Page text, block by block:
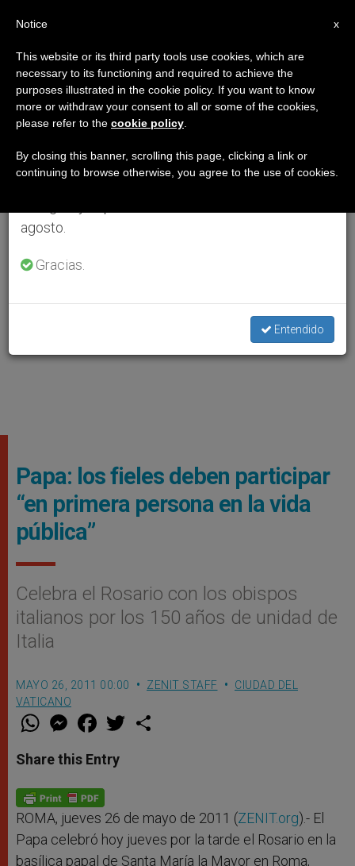
Papa: los fieles deben participar
“en primera persona en la vida
pública”
Celebra el Rosario con los obispos
italianos por los 150 años de unidad de
Italia
MAYO 26, 2011 00:00 ZENIT STAFF
CIUDAD DEL
VATICANO
W
t
s
p
p
M
e
s
e
g
e
r
F
a
e
b
o
k
w
Share this Entry
ROMA, jueves 26 de mayo de 2011 (ZENIT.org).- El
Papa celebró hoy jueves por la tarde el Rosario en la
basílica papal de Santa María la Mayor en Roma,
×
Aviso importante
Del 27 de julio al 7 de agosto haremos la pausa
anual, aprovechando que en el periodo de verano
se generan menos informaciones y también el
agosto.
Gracias.
Entendido
x
Notice
This website or its third party tools use cookies, which are
necessary to its functioning and required to achieve the
purposes illustrated in the cookie policy. If you want to know
more or withdraw your consent to all or some of the cookies,
please refer to the cookie policy
By closing this banner, scrolling this page, clicking a link or
continuing to browse otherwise, you agree to the use of cookies.